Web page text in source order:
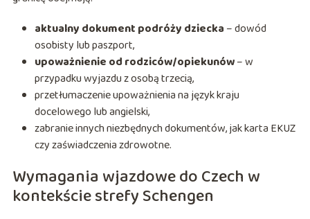
aktualny dokument podróży dziecka – dowód
osobisty lub paszport,
upoważnienie od rodziców/opiekunów– w
przypadku wyjazdu z osobą trzecią,
przetłumaczenie upoważnienia na język kraju
docelowego lub angielski,
zabranie innych niezbędnych dokumentów, jak karta EKUZ
czy zaświadczenia zdrowotne.
Wymagania wjazdowe do Czech w
kontekście strefy Schengen